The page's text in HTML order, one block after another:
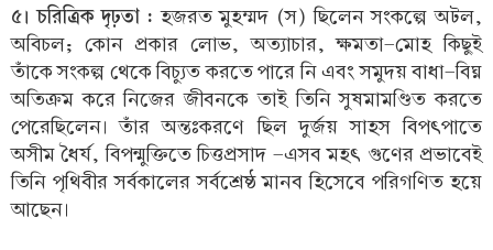
৫। চরিত্রিক দৃঢ়তা : হজরত মুহম্মদ (স) ছিলেন সংকল্পে অটল,
অবিচল; কোন প্রকার লোভ, অত্যাচার, ক্ষমতা-মোহ কিছুই
তাঁকে সংকল্প থেকে বিচ্যুত করতে পারে নি এবং সমুদয় বাধা-বিঘ্ন
অতিক্রম করে নিজের জীবনকে তাই তিনি সুষমামণ্ডিত করতে
পেরেছিলেন। তাঁর অন্তঃকরণে ছিল দুর্জয় সাহস বিপৎপাতে
অসীম ধৈর্য, বিপন্মুক্তিতে চিত্তপ্রসাদ -এসব মহৎ গুণের প্রভাবেই
তিনি পৃথিবীর সর্বকালের সর্বশ্রেষ্ঠ মানব হিসেবে পরিগণিত হয়ে
আছেন।